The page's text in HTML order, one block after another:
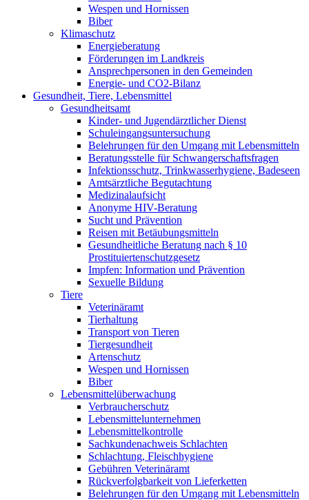
Wespen und Hornissen
Biber
Klimaschutz
Energieberatung
Förderungen im Landkreis
Ansprechpersonen in den Gemeinden
Energie- und CO2-Bilanz
Gesundheit, Tiere, Lebensmittel
Gesundheitsamt
Kinder- und Jugendärztlicher Dienst
Schuleingangsuntersuchung
Belehrungen für den Umgang mit Lebensmitteln
Beratungsstelle für Schwangerschaftsfragen
Infektionsschutz, Trinkwasserhygiene, Badeseen
Amtsärztliche Begutachtung
Medizinalaufsicht
Anonyme HIV-Beratung
Sucht und Prävention
Reisen mit Betäubungsmitteln
Gesundheitliche Beratung nach § 10
Prostituiertenschutzgesetz
Impfen: Information und Prävention
Sexuelle Bildung
Tiere
Veterinäramt
Tierhaltung
Transport von Tieren
Tiergesundheit
Artenschutz
Wespen und Hornissen
Biber
Lebensmittelüberwachung
Verbraucherschutz
Lebensmittelunternehmen
Lebensmittelkontrolle
Sachkundenachweis Schlachten
Schlachtung, Fleischhygiene
Gebühren Veterinäramt
Rückverfolgbarkeit von Lieferketten
Belehrungen für den Umgang mit Lebensmitteln